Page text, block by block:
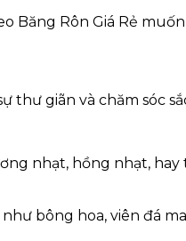
Băng Rôn Giá Rẻ
giãn và chăm sóc
nhạt, hồng nhạt,
bông hoa, viên đá